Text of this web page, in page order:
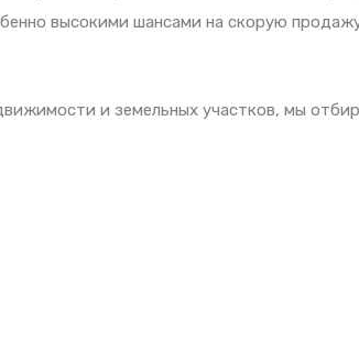
высокими шансами на скорую
и земельных участков, мы